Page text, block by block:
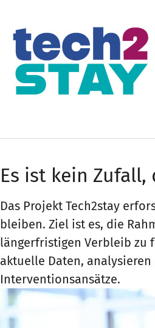
Es ist kein Zufall,
Das Projekt Tech2stay
bleiben. Ziel ist es, die
längerfristigen Verbleib zu
aktuelle Daten,
Interventionsansätze.